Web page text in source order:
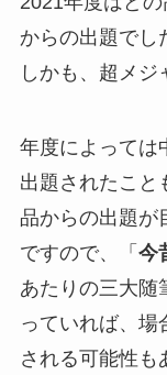
からの出題でし
しかも、超メジ
年度によっては
出題されたこと
品からの出題が
ですので、「 今
あたりの三大随
っていれば、場
される可能性も